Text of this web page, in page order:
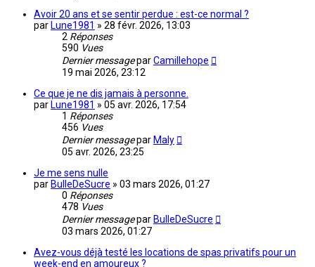
Avoir 20 ans et se sentir perdue : est-ce normal ?
par Lune1981 » 28 févr. 2026, 13:03
2 Réponses
590 Vues
Dernier messageparCamillehope
19 mai 2026, 23:12
Ce que je ne dis jamais à personne.
par Lune1981 » 05 avr. 2026, 17:54
1 Réponses
456 Vues
Dernier messagepar Maly
05 avr. 2026, 23:25
Je me sens nulle
par BulleDeSucre » 03 mars 2026, 01:27
0 Réponses
478 Vues
Dernier messagepar BulleDeSucre
03 mars 2026, 01:27
Avez-vous déjà testé les locations de spas privatifs pour un
week-end en amoureux ?